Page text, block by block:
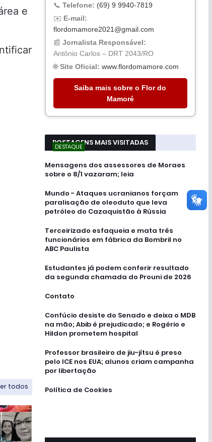
e
todos
📞 Telefone: (69) 9 9940-7819
✉️ E-mail:
flordomamore2021@gmail.com
📰 Jornalista Responsável:
Antônio Carlos – DRT 2043/RO
🌐Site Oficial: www.flordomamore.com
Saiba mais sobre o Flor do
Mamoré
POSTAGENS MAIS VISITADAS
DESTAQUE
Mensagens dos assessores de Moraes
sobre o 8/1 vazaram; leia
Mundo - Ataques ucranianos forçam
paralisação de oleoduto que leva
petróleo do Cazaquistão à Rússia
Terceirizado esfaqueia e mata três
funcionários em fábrica da Bombril no
ABC Paulista
Estudantes já podem conferir resultado
da segunda chamada do Prouni de 2026
Contato
Confúcio desiste do Senado e deixa o MDB
na mão; Abib é prejudicado; e Rogério e
Hildon prometem hospital
Professor brasileiro de jiu-jítsu é preso
pelo ICE nos EUA; alunos criam campanha
por libertação
Política de Cookies